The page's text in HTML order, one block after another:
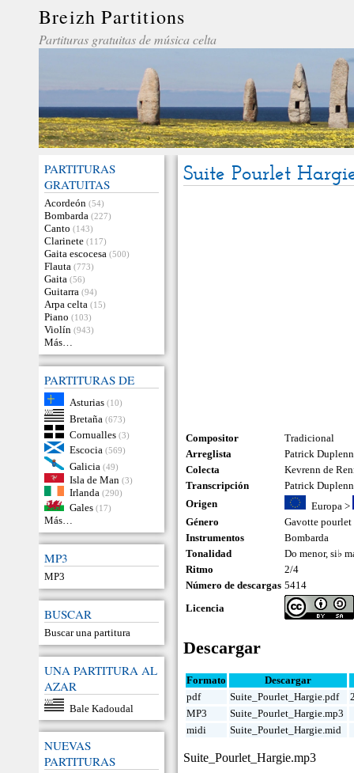
Breizh Partitions
Partituras gratuitas de música celta
PARTITURAS
GRATUITAS
Acordeón (54)
Bombarda (227)
Canto (143)
Clarinete (117)
Gaita escocesa (500)
Flauta (773)
Gaita (56)
Guitarra (94)
Arpa celta (15)
Piano (103)
Violín (943)
Más…
PARTITURAS DE
Asturias (10)
Bretaña (673)
Cornualles (3)
Escocia (569)
Galicia (49)
Isla de Man (3)
Irlanda (290)
Gales (17)
Más…
MP3
MP3
BUSCAR
Buscar una partitura
UNA PARTITURA AL
AZAR
Bale Kadoudal
NUEVAS
PARTITURAS
Suite Pourlet
Compositor
Tradicional
Arreglista
Patrick
Colecta
Kevrenn de
Transcripción
Patrick
Origen
Europa>
Género
Gavotte pourlet
Instrumentos
Bombarda
Tonalidad
Do menor, si♭
Ritmo
2/4
Número de descargas 5414
Licencia
Descargar
Formato
Descargar
pdf
Suite_Pourlet_Hargie.pdf
MP3
Suite_Pourlet_Hargie.mp3
midi
Suite_Pourlet_Hargie.mid
Suite_Pourlet_Hargie.mp3